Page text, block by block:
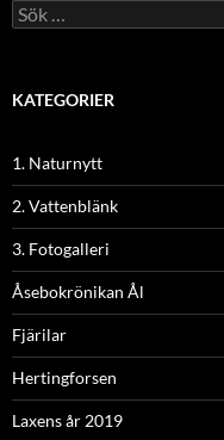
Sök
efter:
KATEGORIER
1. Naturnytt
2. Vattenblänk
3. Fotogalleri
Åsebokrönikan Ål
Fjärilar
Hertingforsen
Laxens år 2019